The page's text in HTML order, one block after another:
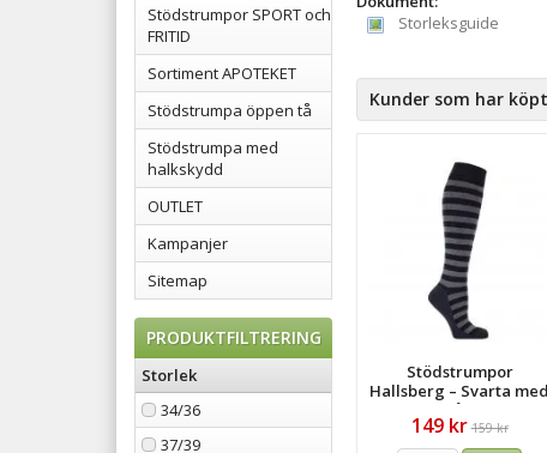
Stödstrumpor SPORT och
FRITID
Sortiment APOTEKET
Stödstrumpa öppen tå
Stödstrumpa med
halkskydd
OUTLET
Kampanjer
Sitemap
PRODUKTFILTRERING
Storlek
34/36
37/39
Storleksguide
Kunder som har
Stödstrumpor
Hallsberg – Svarta med
Mörkgrå Ränder
149 kr 159 kr